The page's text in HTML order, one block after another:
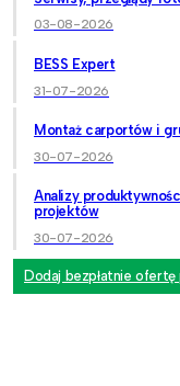
03-08-2026
BESS Expert
31-07-2026
Montaż carportów i
30-07-2026
Analizy
projektów
30-07-2026
Dodaj bezpłatnie ofertę